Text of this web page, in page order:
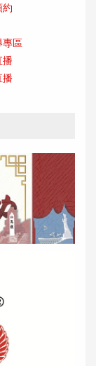
專區
播
播